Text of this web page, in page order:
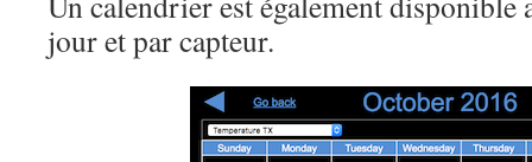
jour et par capteur.